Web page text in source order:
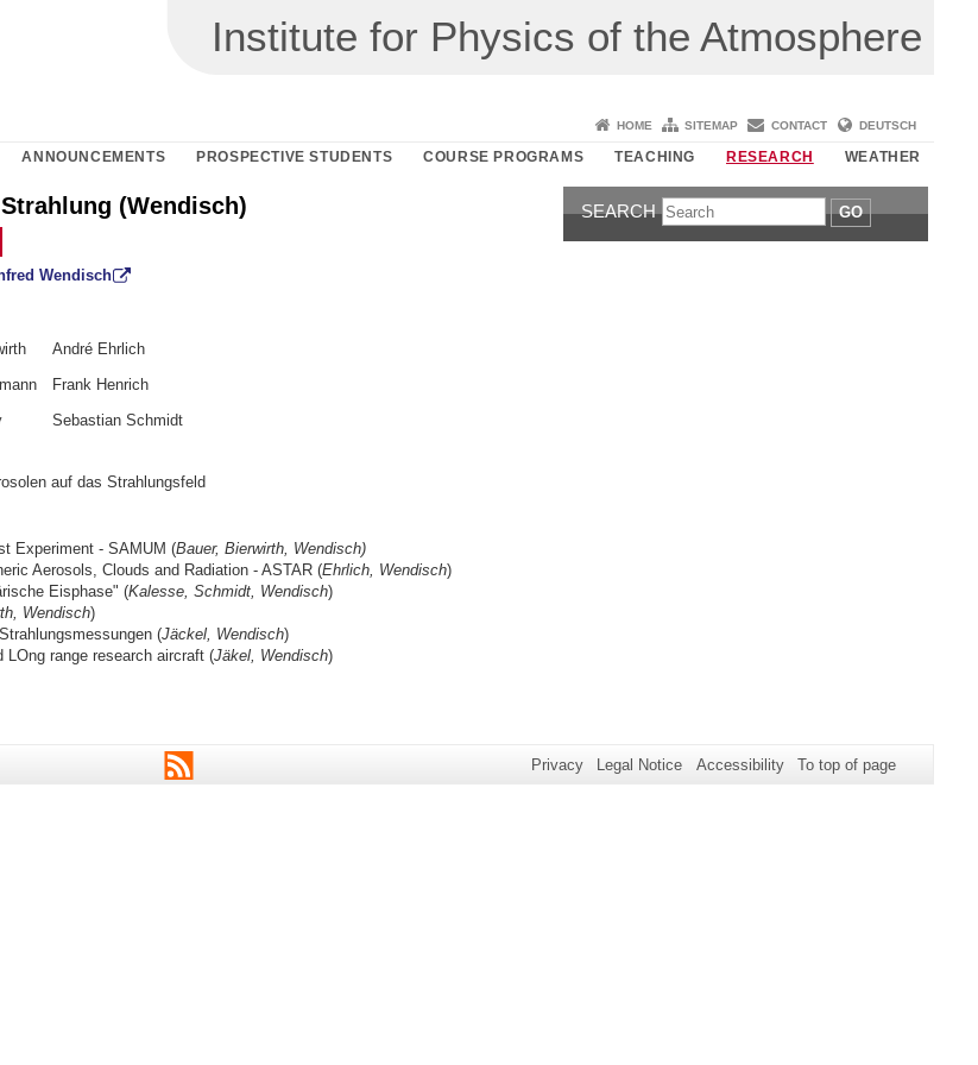
Institute for Physics of the Atmosphere
HOME SITEMAP CONTACT DEUTSCH
ANNOUNCEMENTS PROSPECTIVE STUDENTS COURSE PROGRAMS TEACHING RESEARCH WEATHER
(Wendisch)
Wendisch
André Ehrlich
Frank Henrich
Sebastian Schmidt
auf das Strahlungsfeld
Experiment - SAMUM (Bauer, Bierwirth, Wendisch)
Aerosols, Clouds and Radiation - ASTAR (Ehrlich, Wendisch)
Eisphase" (Kalesse, Schmidt, Wendisch)
Wendisch)
(Jäckel, Wendisch)
LOng range research aircraft (Jäkel, Wendisch)
SEARCH GO
RSS Privacy Legal Notice Accessibility To top of page